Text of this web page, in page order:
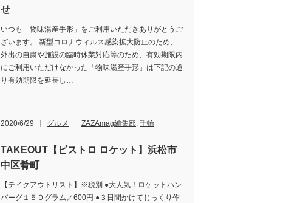
せ
いつも「物味湯産手形」をご利用いただきありがとうご
ざいます。 新型コロナウィルス感染拡大防止のため、
外出の自粛や施設の臨時休業対応等のため、有効期限内
にご利用いただけなかった「物味湯産手形」は下記の通
り有効期限を延長し…
2020/6/29 グルメ ZAZAmag編集部, 千輪
TAKEOUT【ビストロ ロケット】浜松市
中区肴町
【テイクアウトリスト】※税別 ●大人気！ロケットハン
バーグ１５０グラム／600円 ●３日間かけてじっくり作